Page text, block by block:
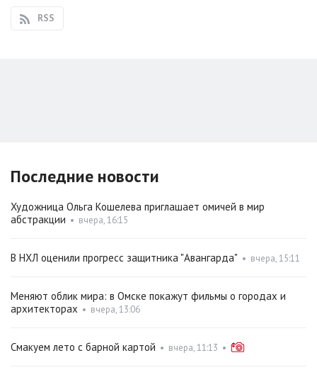
RSS
Последние новости
Художница Ольга Кошелева приглашает омичей в мир
абстракции • вчера, 16:15
В НХЛ оценили прогресс защитника "Авангарда" • вчера, 15:11
Меняют облик мира: в Омске покажут фильмы о городах и
архитекторах • вчера, 13:06
Смакуем лето с барной картой • вчера, 11:13 •